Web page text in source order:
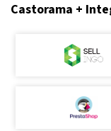
Castorama +